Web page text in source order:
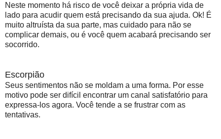
Neste momento há risco de você deixar a própria vida de
lado para acudir quem está precisando da sua ajuda. Ok! É
muito altruísta da sua parte, mas cuidado para não se
complicar demais, ou é você quem acabará precisando ser
socorrido.
Escorpião
Seus sentimentos não se moldam a uma forma. Por esse
motivo pode ser difícil encontrar um canal satisfatório para
expressa-los agora. Você tende a se frustrar com as
tentativas.